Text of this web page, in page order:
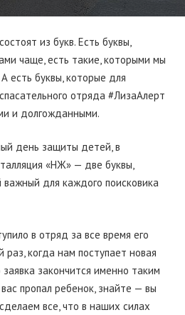
из букв. Есть буквы,
чаще, есть такие, которыми мы
есть буквы, которые для
отряда #ЛизаАлерт
и долгожданными.
день защиты детей, в
«НЖ» — две буквы,
для каждого поисковика
в отряд за все время его
когда нам поступает новая
закончится именно таким
пропал ребенок, знайте — вы
все, что в наших силах